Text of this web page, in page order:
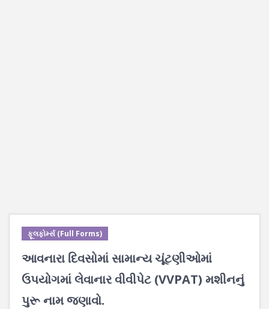
ફૂલફોર્મ્સ (Full Forms)
આવનારા દિવસોમાં સામાન્ય ચૂંટણીઓમાં
ઉપયોગમાં લેવાનાર વીવીપેટ (VVPAT) મશીનનું
પુરૂ નામ જણાવો.